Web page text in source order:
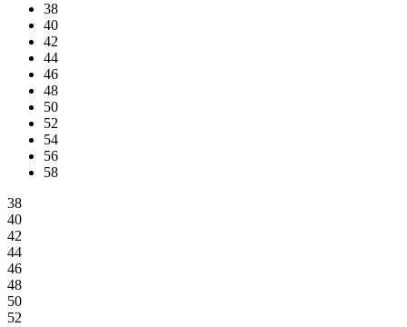
38
40
42
44
46
48
50
52
54
56
58
38
40
42
44
46
48
50
52